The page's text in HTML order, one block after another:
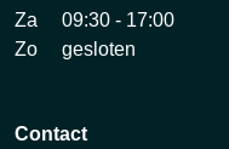
Za
09:30 - 17:00
Zo
gesloten
Contact